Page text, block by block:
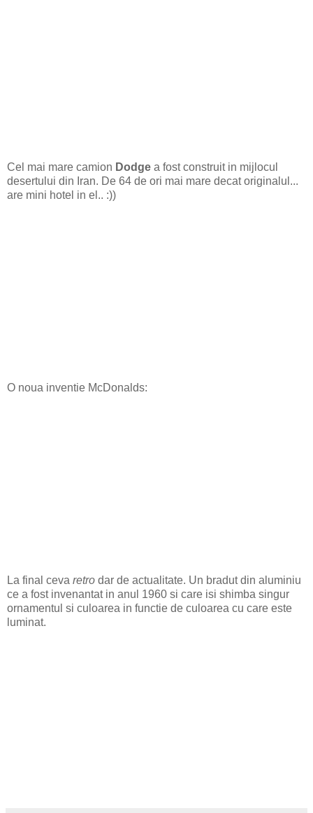
Cel mai mare camion Dodge a fost construit in mijlocul
desertului din Iran. De 64 de ori mai mare decat originalul...
are mini hotel in el.. :))
O noua inventie McDonalds:
La final ceva retro dar de actualitate. Un bradut din aluminiu
ce a fost invenantat in anul 1960 si care isi shimba singur
ornamentul si culoarea in functie de culoarea cu care este
luminat.